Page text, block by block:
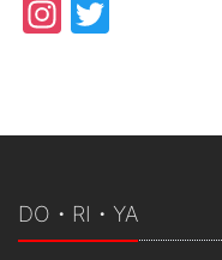
Instagram
DO・RI・YA